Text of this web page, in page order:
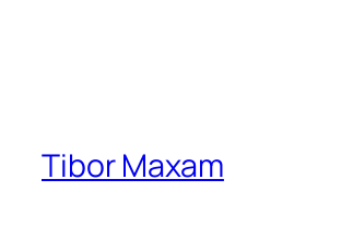
Tibor Maxam